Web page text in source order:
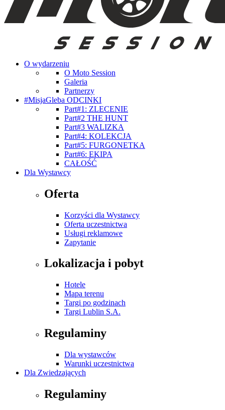
O wydarzeniu
O Moto Session
Galeria
Partnerzy
#MisjaGleba ODCINKI
Part#1: ZLECENIE
Part#2 THE HUNT
Part#3 WALIZKA
Part#4: KOLEKCJA
Part#5: FURGONETKA
Part#6: EKIPA
CAŁOŚĆ
Dla Wystawcy
Oferta
Korzyści dla Wystawcy
Oferta uczestnictwa
Usługi reklamowe
Zapytanie
Lokalizacja i pobyt
Hotele
Mapa terenu
Targi po godzinach
Targi Lublin S.A.
Regulaminy
Dla wystawców
Warunki uczestnictwa
Dla Zwiedzających
Regulaminy